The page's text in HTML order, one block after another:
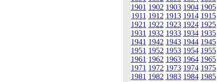
1901 1902 1903 1904 1905
1911 1912 1913 1914 1915
1921 1922 1923 1924 1925
1931 1932 1933 1934 1935
1941 1942 1943 1944 1945
1951 1952 1953 1954 1955
1961 1962 1963 1964 1965
1971 1972 1973 1974 1975
1981 1982 1983 1984 1985